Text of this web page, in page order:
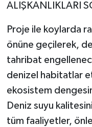
ALIŞKANLIKLARI
Proje ile koylarda
önüne geçilerek,
tahribat
denizel habitatlar
ekosistem
Deniz suyu
tüm faaliyetler,